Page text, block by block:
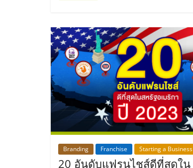
และ
ขยาย
สา
ขา
แฟ
Branding Franchise Starting a Business
20 อันดับแฟรนไชส์ดีที่สุดใน